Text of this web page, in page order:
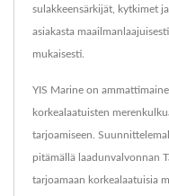
sulakkeensärkijät, kytkimet
asiakasta
mukaisesti.
YIS Marine on
korkealaatuisten
tarjoamiseen.
pitämällä laadunvalvonnan
tarjoamaan korkealaatuisia